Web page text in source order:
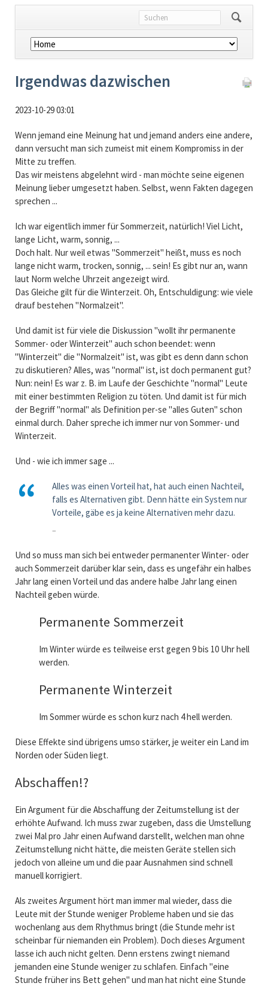
Navigation
überspringen
Irgendwas dazwischen
2023-10-29 03:01
Wenn jemand eine Meinung hat und jemand anders eine andere,
dann versucht man sich zumeist mit einem Kompromiss in der
Mitte zu treffen.
Das wir meistens abgelehnt wird - man möchte seine eigenen
Meinung lieber umgesetzt haben. Selbst, wenn Fakten dagegen
sprechen ...
Ich war eigentlich immer für Sommerzeit, natürlich! Viel Licht,
lange Licht, warm, sonnig, ...
Doch halt. Nur weil etwas "Sommerzeit" heißt, muss es noch
lange nicht warm, trocken, sonnig, ... sein! Es gibt nur an, wann
laut Norm welche Uhrzeit angezeigt wird.
Das Gleiche gilt für die Winterzeit. Oh, Entschuldigung: wie viele
drauf bestehen "Normalzeit".
Und damit ist für viele die Diskussion "wollt ihr permanente
Sommer- oder Winterzeit" auch schon beendet: wenn
"Winterzeit" die "Normalzeit" ist, was gibt es denn dann schon
zu diskutieren? Alles, was "normal" ist, ist doch permanent gut?
Nun: nein! Es war z. B. im Laufe der Geschichte "normal" Leute
mit einer bestimmten Religion zu töten. Und damit ist für mich
der Begriff "normal" als Definition per-se "alles Guten" schon
einmal durch. Daher spreche ich immer nur von Sommer- und
Winterzeit.
Und - wie ich immer sage ...
Alles was einen Vorteil hat, hat auch einen Nachteil,
falls es Alternativen gibt. Denn hätte ein System nur
Vorteile, gäbe es ja keine Alternativen mehr dazu.
–
Und so muss man sich bei entweder permanenter Winter- oder
auch Sommerzeit darüber klar sein, dass es ungefähr ein halbes
Jahr lang einen Vorteil und das andere halbe Jahr lang einen
Nachteil geben würde.
Permanente Sommerzeit
Im Winter würde es teilweise erst gegen 9 bis 10 Uhr hell
werden.
Permanente Winterzeit
Im Sommer würde es schon kurz nach 4 hell werden.
Diese Effekte sind übrigens umso stärker, je weiter ein Land im
Norden oder Süden liegt.
Abschaffen!?
Ein Argument für die Abschaffung der Zeitumstellung ist der
erhöhte Aufwand. Ich muss zwar zugeben, dass die Umstellung
zwei Mal pro Jahr einen Aufwand darstellt, welchen man ohne
Zeitumstellung nicht hätte, die meisten Geräte stellen sich
jedoch von alleine um und die paar Ausnahmen sind schnell
manuell korrigiert.
Als zweites Argument hört man immer mal wieder, dass die
Leute mit der Stunde weniger Probleme haben und sie das
wochenlang aus dem Rhythmus bringt (die Stunde mehr ist
scheinbar für niemanden ein Problem). Doch dieses Argument
lasse ich auch nicht gelten. Denn erstens zwingt niemand
jemanden eine Stunde weniger zu schlafen. Einfach "eine
Stunde früher ins Bett gehen" und man hat nicht eine Stunde